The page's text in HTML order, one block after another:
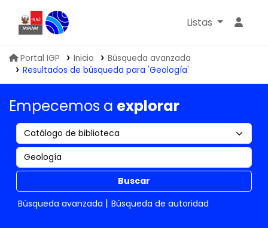
Biblioteca IGP
Listas
Portal IGP Inicio
Búsqueda avanzada
Resultados de búsqueda para 'Geología'
Empecemos a explorar
Buscar
Búsqueda avanzada
Búsqueda de autoridad